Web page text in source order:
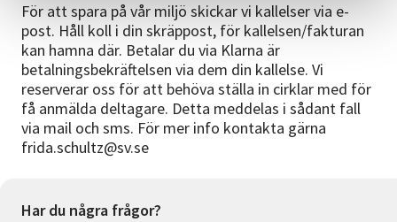
För att spara på vår miljö skickar vi kallelser via e-
post. Håll koll i din skräppost, för kallelsen/fakturan
kan hamna där. Betalar du via Klarna är
betalningsbekräftelsen via dem din kallelse. Vi
reserverar oss för att behöva ställa in cirklar med för
få anmälda deltagare. Detta meddelas i sådant fall
via mail och sms. För mer info kontakta gärna
frida.schultz@sv.se
Har du några frågor?